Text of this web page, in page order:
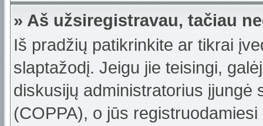
» Aš užsiregistravau, tačiau
Iš pradžių patikrinkite ar tikrai
slaptažodį. Jeigu jie teisingi,
diskusijų administratorius įjungė
(COPPA), o jūs